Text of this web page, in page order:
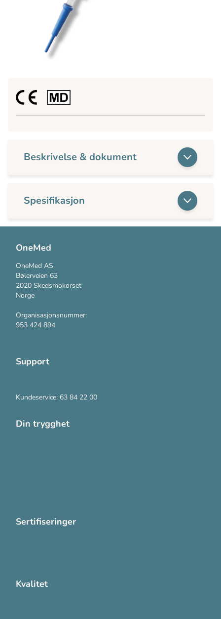
Beskrivelse & dokument
Spesifikasjon
OneMed
OneMed AS
Bølerveien 63
2020 Skedsmokorset
Norge
Organisasjonsnummer:
953 424 894
Support
Kundeservice: 63 84 22 00
Din trygghet
Sertifiseringer
Kvalitet